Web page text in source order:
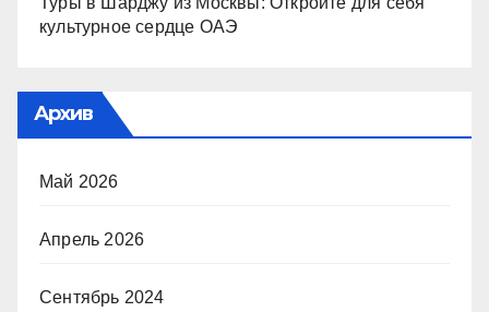
культурное сердце ОАЭ
Архив
Май 2026
Апрель 2026
Сентябрь 2024